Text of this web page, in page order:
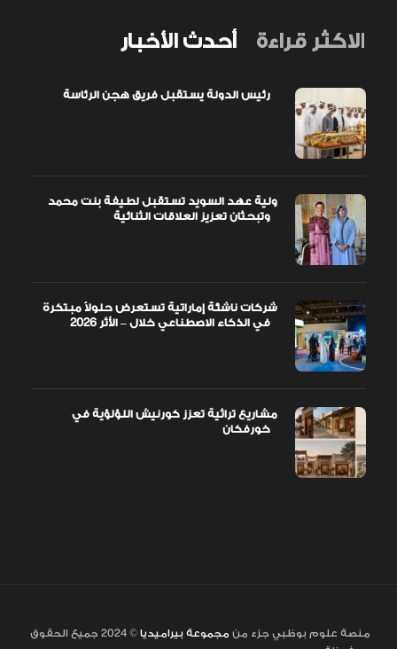
أحدث الأخبار الاكثر قراءة
ولية عهد السويد تستقبل لطيفة بنت محمد
شركات ناشئة إماراتية تستعرض حلولاً مبتكرة
مشاريع تراثية تعزز كورنيش اللؤلؤية في
منصة علوم بوظبي جزء من مجموعة بيراميديا
© 2024 جميع الحقوق